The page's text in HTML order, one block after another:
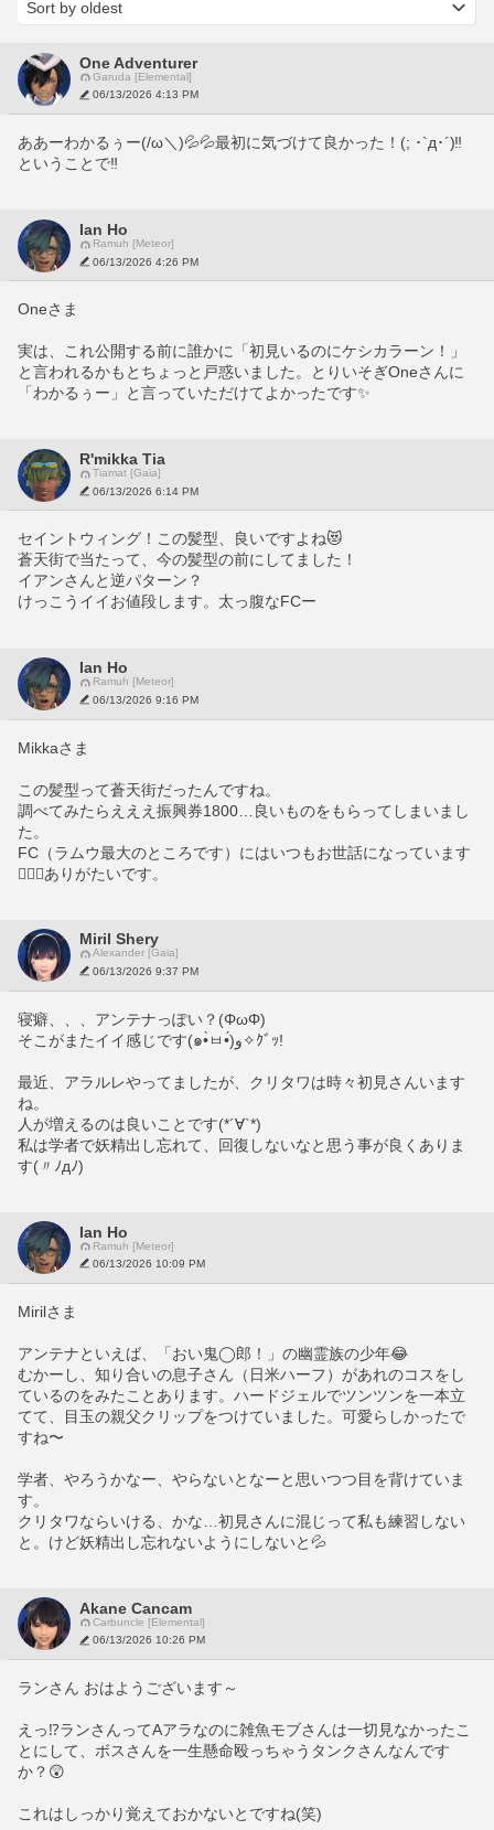
One Adventurer
Garuda [Elemental]
06/13/2026 4:13 PM
ああーわかるぅー(/ω＼)💦💦最初に気づけて良かった！(; ･`д･´)‼
ということで‼
Ian Ho
Ramuh [Meteor]
06/13/2026 4:26 PM
Oneさま
実は、これ公開する前に誰かに「初見いるのにケシカラーン！」
と言われるかもとちょっと戸惑いました。とりいそぎOneさんに
「わかるぅー」と言っていただけてよかったです✨
R'mikka Tia
Tiamat [Gaia]
06/13/2026 6:14 PM
セイントウィング！この髪型、良いですよね😻
蒼天街で当たって、今の髪型の前にしてました！
イアンさんと逆パターン？
けっこうイイお値段します。太っ腹なFCー
Ian Ho
Ramuh [Meteor]
06/13/2026 9:16 PM
Mikkaさま
この髪型って蒼天街だったんですね。
調べてみたらえええ振興券1800…良いものをもらってしまいまし
た。
FC（ラムウ最大のところです）にはいつもお世話になっています
🙇🏻‍♀️ありがたいです。
Miril Shery
Alexander [Gaia]
06/13/2026 9:37 PM
寝癖、、、アンテナっぽい？(ΦωΦ)
そこがまたイイ感じです(๑•̀ㅂ•́)و✧ｸﾞｯ!
最近、アラルレやってましたが、クリタワは時々初見さんいます
ね。
人が増えるのは良いことです(*´∀`*)
私は学者で妖精出し忘れて、回復しないなと思う事が良くありま
す(〃ﾉдﾉ)
Ian Ho
Ramuh [Meteor]
06/13/2026 10:09 PM
Mirilさま
アンテナといえば、「おい鬼◯郎！」の幽霊族の少年😂
むかーし、知り合いの息子さん（日米ハーフ）があれのコスをし
ているのをみたことあります。ハードジェルでツンツンを一本立
てて、目玉の親父クリップをつけていました。可愛らしかったで
すね〜
学者、やろうかなー、やらないとなーと思いつつ目を背けていま
す。
クリタワならいける、かな…初見さんに混じって私も練習しない
と。けど妖精出し忘れないようにしないと💦
Akane Cancam
Carbuncle [Elemental]
06/13/2026 10:26 PM
ランさん おはようございます～
えっ⁉️ランさんってAアラなのに雑魚モブさんは一切見なかったこ
とにして、ボスさんを一生懸命殴っちゃうタンクさんなんです
か？😲
これはしっかり覚えておかないとですね(笑)